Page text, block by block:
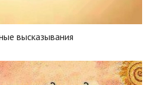
высказывания